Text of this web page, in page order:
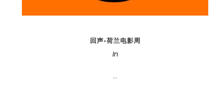
回声•荷兰电影周
In
...